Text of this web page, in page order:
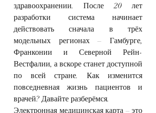
здравоохранении. После 20 лет
разработки система начинает
действовать сначала в трёх
модельных регионах – Гамбурге,
Франконии и Северной Рейн-
Вестфалии, а вскоре станет доступной
по всей стране. Как изменится
повседневная жизнь пациентов и
врачей? Давайте разберёмся.
Электронная медицинская карта – это